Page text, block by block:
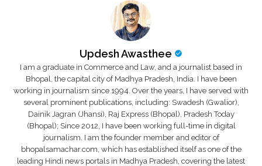
Updesh Awasthee
I am a graduate in Commerce and Law, and a journalist based in
Bhopal, the capital city of Madhya Pradesh, India. I have been
working in journalism since 1994. Over the years, I have served with
several prominent publications, including: Swadesh (Gwalior),
Dainik Jagran (Jhansi), Raj Express (Bhopal), Pradesh Today
(Bhopal); Since 2012, I have been working full-time in digital
journalism. I am the founder member and editor of
bhopalsamachar.com, which has established itself as one of the
leading Hindi news portals in Madhya Pradesh, covering the latest